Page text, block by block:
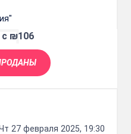
с ₪106
27 февраля 2025, 19:30